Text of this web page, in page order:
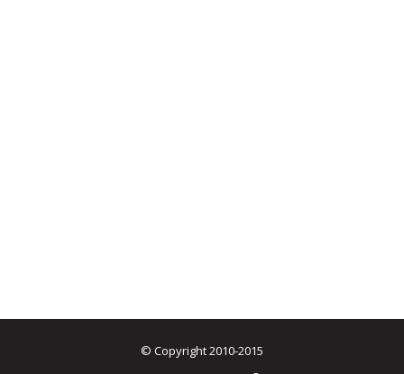
© Copyright 2010-2015